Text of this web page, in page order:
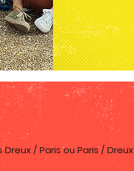
Dreux / Paris ou Paris / Dreux